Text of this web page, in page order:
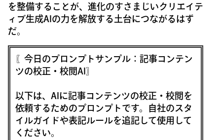
を整備することが、進化のすさまじいクリエイテ
ィブ生成AIの力を解放する土台につながるはず
だ。
〖今日のプロンプトサンプル：記事コンテン
ツの校正・校閲AI〗
以下は、AIに記事コンテンツの校正・校閲を
依頼するためのプロンプトです。自社のスタ
イルガイドや表記ルールを追記して使用して
ください。